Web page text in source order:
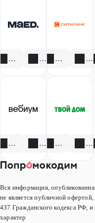
2 акции 1 скидка3 акции 1
3 акции 4 скидки4 акции 6
Вся информация,
не является публичной
437 Гражданского кодекса РФ,
характер